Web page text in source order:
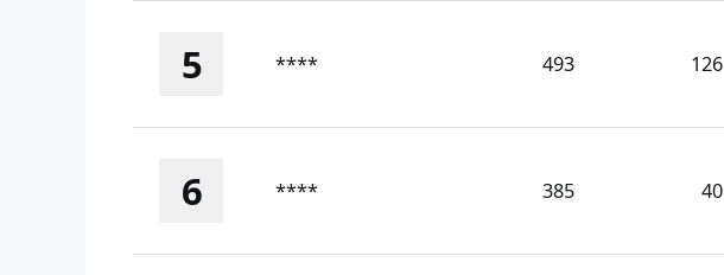
5 **** 493 126
6 **** 385 40